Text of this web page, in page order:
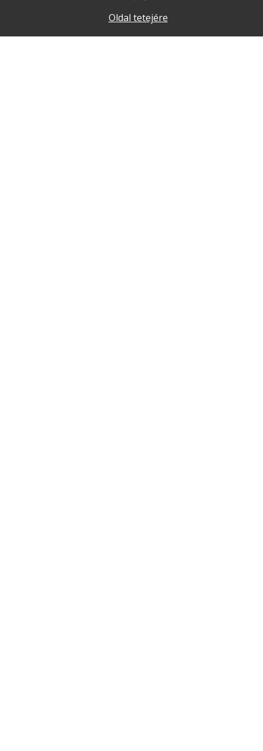
Oldal tetejére